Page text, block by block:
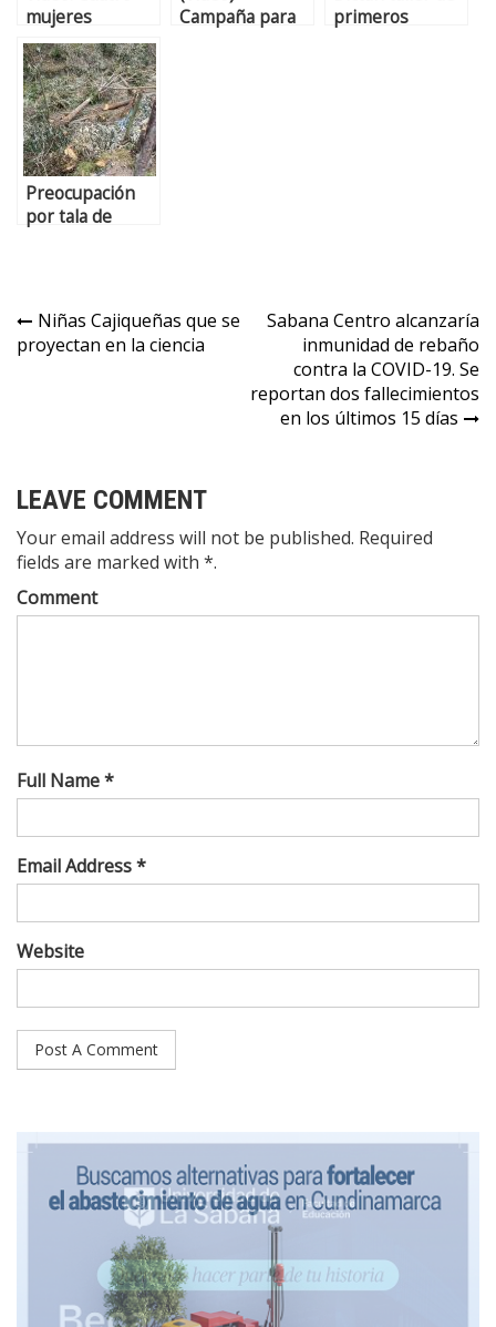
mujeres
cajiqueñas que
inspiran
Campaña para
primeros
Preocupación
por tala de
Cajicá
Niñas Cajiqueñas que se
proyectan en la ciencia
Sabana Centro alcanzaría
inmunidad de rebaño
contra la COVID-19. Se
reportan dos fallecimientos
en los últimos 15 días
LEAVE COMMENT
Your email address will not be published. Required
fields are marked with *.
Comment
Full Name *
Email Address *
Website